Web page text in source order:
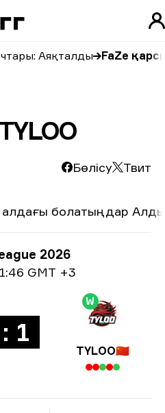
Аяқталды FaZe
Бөлісу Твит
алдағы болатыңдар
2026
GMT +3
1
W
TYLOO🇨🇳